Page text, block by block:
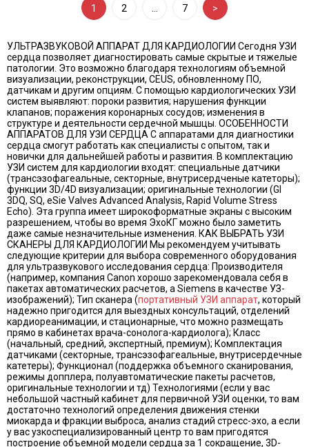
1 2 7 >
УЛЬТРАЗВУКОВОЙ АППАРАТ ДЛЯ КАРДИОЛОГИИ Сегодня УЗИ
сердца позволяет диагностировать самые скрытые и тяжелые
патологии. Это возможно благодаря технологиям объемной
визуализации, реконструкции, CEUS, обновленному ПО,
датчикам и другим опциям. С помощью кардиологических УЗИ
систем выявляют: пороки развития; нарушения функции
клапанов; поражения коронарных сосудов; изменения в
структуре и деятельности сердечной мышцы. ОСОБЕННОСТИ
АППАРАТОВ ДЛЯ УЗИ СЕРДЦА С аппаратами для диагностики
сердца смогут работать как специалисты с опытом, так и
новички для дальнейшей работы и развития. В комплектацию
УЗИ систем для кардиологии входят: специальные датчики
(трансэзофагеальные, секторные, внутрисердченые катеторы);
функции 3D/4D визуализации; оригинальные технологии (GI
3DQ, SQ, eSie Valves Advanced Analysis, Rapid Volume Stress
Echo). Эта группа имеет широкоформатные экраны с высоким
разрешением, чтобы во время ЭхоКГ можно было заметить
даже самые незначительные изменения. КАК ВЫБРАТЬ УЗИ
СКАНЕРЫ ДЛЯ КАРДИОЛОГИИ Мы рекомендуем учитывать
следующие критерии для выбора современного оборудования
для ультразвукового исследования сердца: Производителя
(например, компания Canon хорошо зарекомендовала себя в
пакетах автоматических расчетов, а Siemens в качестве УЗ-
изображений); Тип сканера (портативный УЗИ аппарат, который
надежно пригодится для выездных консультаций, отделений
кардиореанимации, и стационарные, что можно размещать
прямо в кабинетах врача-сонолога-кардиолога); Класс
(начальный, средний, экспертный, премиум); Комплектация
датчиками (секторные, трансэзофагеальные, внутрисердечные
катетеры); Функционал (поддержка объемного сканирования,
режимы допплера, полуавтоматические пакеты расчетов,
оригинальные технологии и тд) Технологиями (если у вас
небольшой частный кабинет для первичной УЗИ оценки, то вам
достаточно технологий определения движения стенки
миокарда и фракции выброса, анализ стадий стресс-эхо, а если
у вас узкоспециализированный центр то вам пригодятся
построение объемной модели сердца за 1 сокращение, 3D-